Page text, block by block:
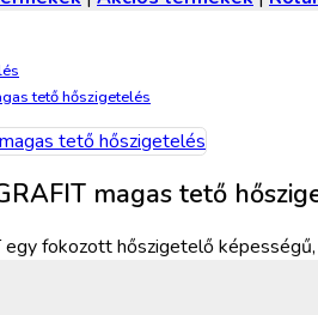
tető hőszigetelés
magas tető
fokozott hőszigetelő